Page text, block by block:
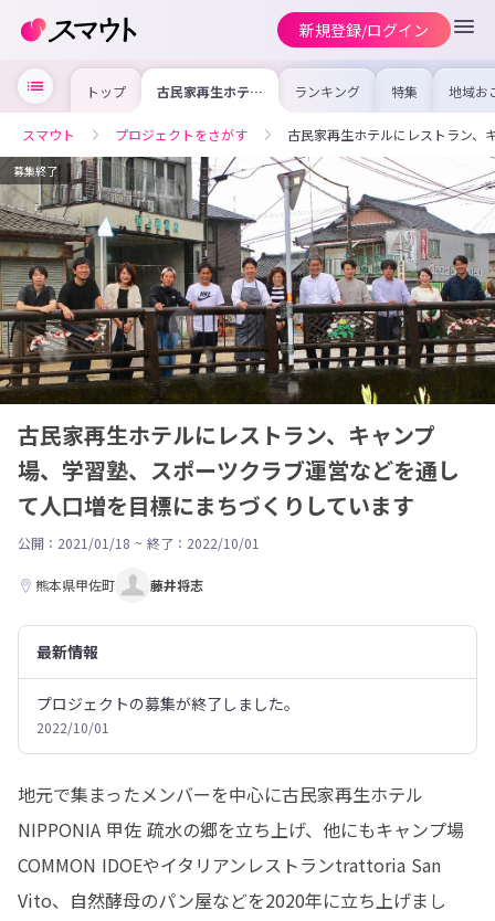
新規登録/ログイン
トップ 古民家再生ホテル
にレストラン、キ
塾、スポーツクラ
ブ運営などを通し
て人口増を目標に
まちづくりしてい
ます
ランキング 特集 地域お
の求
を集め
事内容
を比較
合っ
けよう
スマウト プロジェクトをさがす 古民家再生ホテルにレストラン、
募集終了
古民家再生ホテルにレストラン、キャンプ
場、学習塾、スポーツクラブ運営などを通し
て人口増を目標にまちづくりしています
公開：2021/01/18 ~ 終了：2022/10/01
熊本県甲佐町 藤井将志
最新情報
プロジェクトの募集が終了しました。
2022/10/01
地元で集まったメンバーを中心に古民家再生ホテル
NIPPONIA 甲佐 疏水の郷を立ち上げ、他にもキャンプ場
COMMON IDOEやイタリアンレストランtrattoria San
Vito、自然酵母のパン屋などを2020年に立ち上げまし